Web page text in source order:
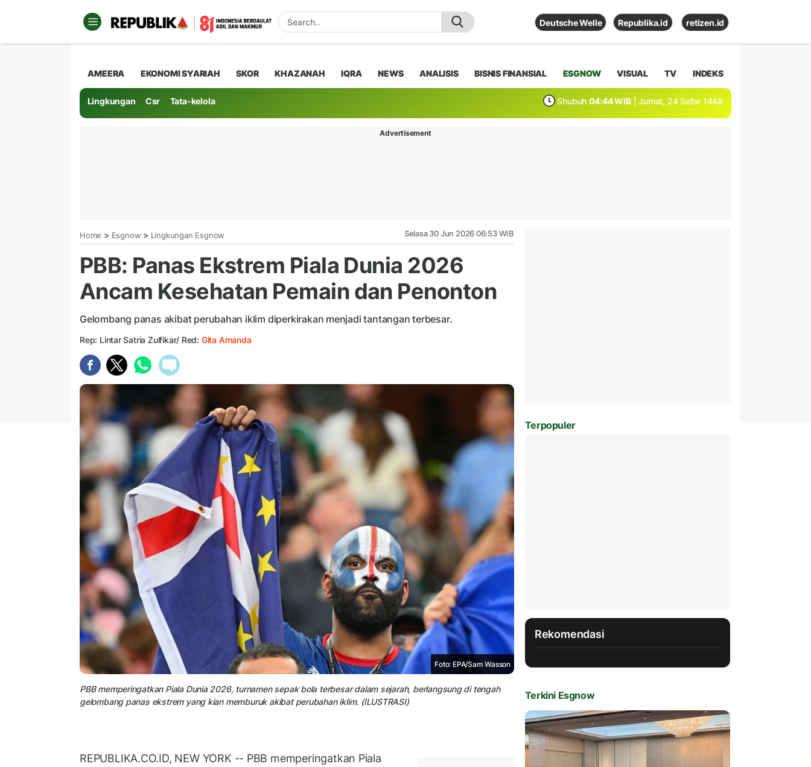
Deutsche Welle Republika.id retizen.id
AMEERA EKONOMI SYARIAH SKOR KHAZANAH IQRA NEWS ANALISIS BISNIS FINANSIAL ESGNOW VISUAL TV INDEKS
Lingkungan Csr Tata-kelola Shubuh 04:44 WIB | Jumat, 24 Safar 1448
Advertisement
Home > Esgnow > Lingkungan Esgnow Selasa 30 Jun 2026 06:53 WIB
PBB: Panas Ekstrem Piala Dunia 2026
Ancam Kesehatan Pemain dan Penonton
Gelombang panas akibat perubahan iklim diperkirakan menjadi tantangan terbesar.
Rep: Lintar Satria Zulfikar/ Red: Gita Amanda
Foto: EPA/Sam Wasson
PBB memperingatkan Piala Dunia 2026, turnamen sepak bola terbesar dalam sejarah, berlangsung di tengah
gelombang panas ekstrem yang kian memburuk akibat perubahan iklim. (ILUSTRASI)
REPUBLIKA.CO.ID, NEW YORK -- PBB memperingatkan Piala
Terpopuler
Rekomendasi
Terkini Esgnow